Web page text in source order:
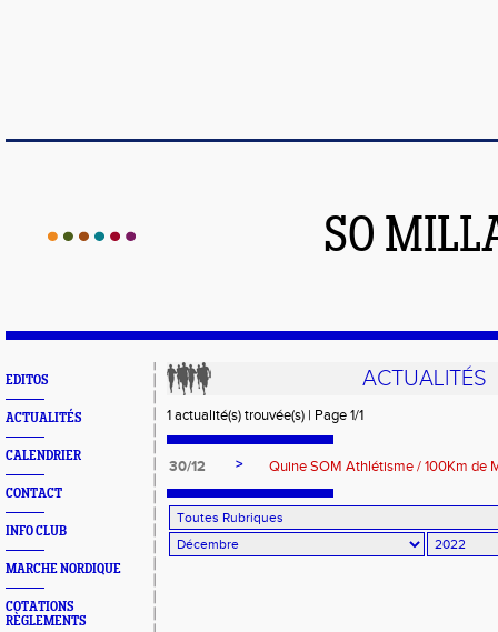
SO
EDITOS
ACTUALITÉS
CALENDRIER
CONTACT
INFO CLUB
MARCHE NORDIQUE
COTATIONS
RÈGLEMENTS
ACTUALITÉS
1 actualité(s) trouvée(s) | Page 1/1
30/12 > Quine SOM Athlétisme / 100Km de